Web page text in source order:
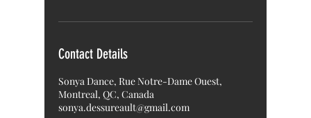
Contact Details
Sonya Dance, Rue Notre-Dame Ouest,
Montreal, QC, Canada
sonya.dessureault@gmail.com